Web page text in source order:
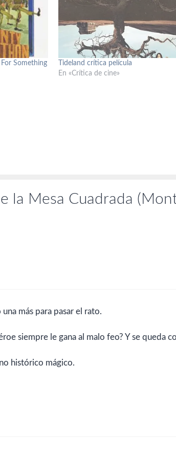
Something
Tideland crítica película
En «Crítica de cine»
la Mesa Cuadrada
más para pasar el rato.
siempre le gana al malo feo? Y se queda
histórico mágico.